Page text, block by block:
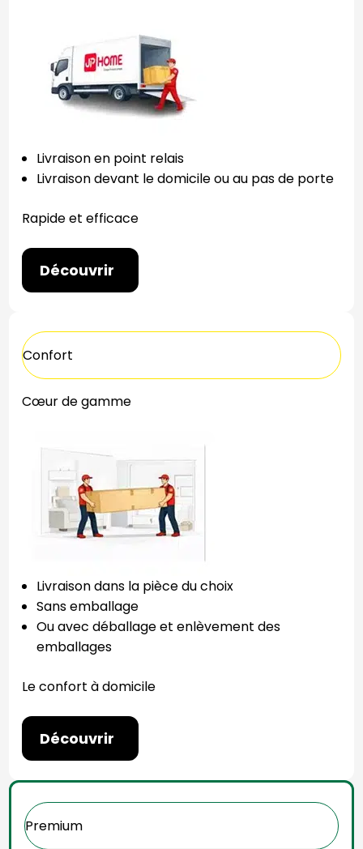
Livraison en point relais
Livraison devant le domicile ou au pas de porte
Rapide et efficace
Découvrir
Confort
Cœur de gamme
Livraison dans la pièce du choix
Sans emballage
Ou avec déballage et enlèvement des
emballages
Le confort à domicile
Découvrir
Premium